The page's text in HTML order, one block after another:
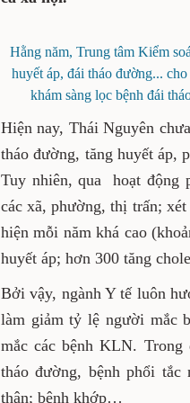
Hằng năm, Trung tâm Kiểm
huyết áp, đái tháo đường...
khám sàng lọc bệnh đái
Hiện nay, Thái Nguyên
tháo đường, tăng huyết áp,
Tuy nhiên, qua hoạt động
các xã, phường, thị trấn;
hiện mỗi năm khá cao
huyết áp; hơn 300 tăng
Bởi vậy, ngành Y tế luôn
làm giảm tỷ lệ người mắc
mắc các bệnh KLN.
tháo đường, bệnh phổi tắc
thận; bệnh khớp…